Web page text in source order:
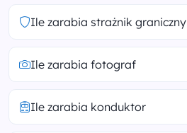
Ile zarabia strażnik graniczny
Ile zarabia fotograf
Ile zarabia konduktor